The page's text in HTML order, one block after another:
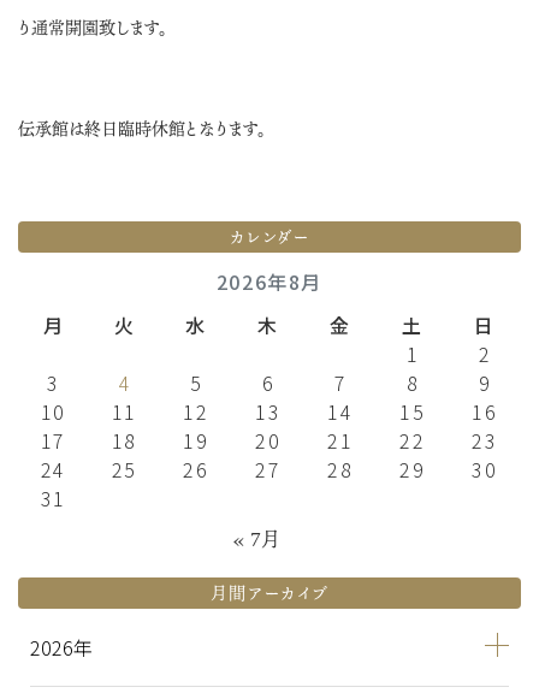
り通常開園致します。
伝承館は終日臨時休館となります。
カレンダー
2026年8月
月
火 水 木 金 土
日
1
2
3
4 5 6 7 8
9
10
11 12 13 14 15
16
17
18 19 20 21 22
23
24
25 26 27 28 29
30
31
« 7月
月間アーカイブ
2026